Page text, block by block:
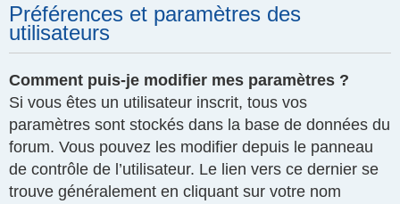
Préférences et paramètres des
utilisateurs
Comment puis-je modifier mes paramètres ?
Si vous êtes un utilisateur inscrit, tous vos
paramètres sont stockés dans la base de données du
forum. Vous pouvez les modifier depuis le panneau
de contrôle de l’utilisateur. Le lien vers ce dernier se
trouve généralement en cliquant sur votre nom